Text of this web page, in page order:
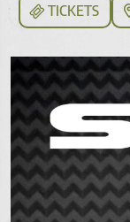
TICKETS